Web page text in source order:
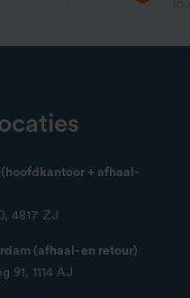
+ afhaal-
4817 ZJ
(afhaal- en retour)
91, 1114 AJ